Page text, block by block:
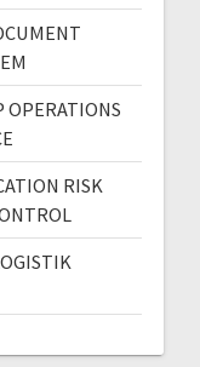
OPERATIONS
RISK